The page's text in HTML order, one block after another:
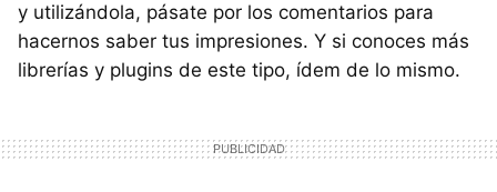
y utilizándola, pásate por los comentarios para
hacernos saber tus impresiones. Y si conoces más
librerías y plugins de este tipo, ídem de lo mismo.